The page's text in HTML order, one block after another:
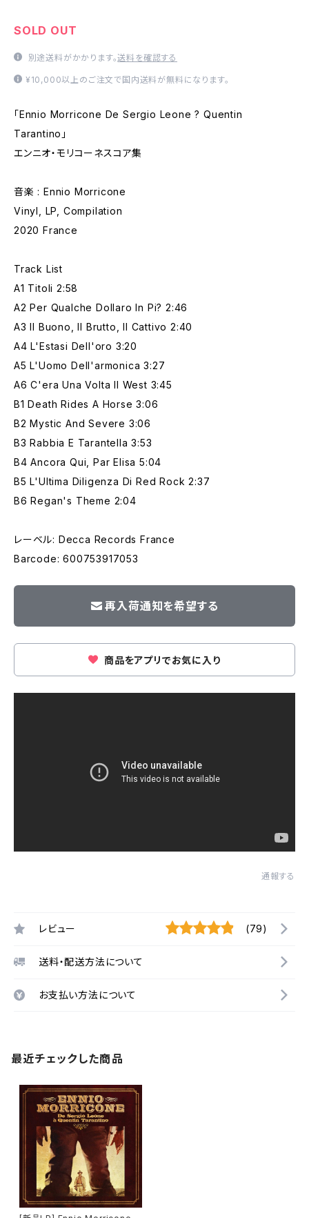
SOLD OUT
別途送料がかかります。送料を確認する
¥10,000以上のご注文で国内送料が無料になります。
「Ennio Morricone De Sergio Leone ? Quentin
Tarantino」
エンニオ・モリコーネスコア集
音楽 : Ennio Morricone
Vinyl, LP, Compilation
2020 France
Track List
A1 Titoli 2:58
A2 Per Qualche Dollaro In Pi? 2:46
A3 Il Buono, Il Brutto, Il Cattivo 2:40
A4 L'Estasi Dell'oro 3:20
A5 L'Uomo Dell'armonica 3:27
A6 C'era Una Volta Il West 3:45
B1 Death Rides A Horse 3:06
B2 Mystic And Severe 3:06
B3 Rabbia E Tarantella 3:53
B4 Ancora Qui, Par Elisa 5:04
B5 L'Ultima Diligenza Di Red Rock 2:37
B6 Regan's Theme 2:04
レーベル: Decca Records France
Barcode: 600753917053
再入荷通知を希望する
商品をアプリでお気に入り
通報する
レビュー (79)
送料・配送方法について
お支払い方法について
最近チェックした商品